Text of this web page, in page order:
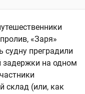
«Заря»
судну преградили
на одном
склад (или, как